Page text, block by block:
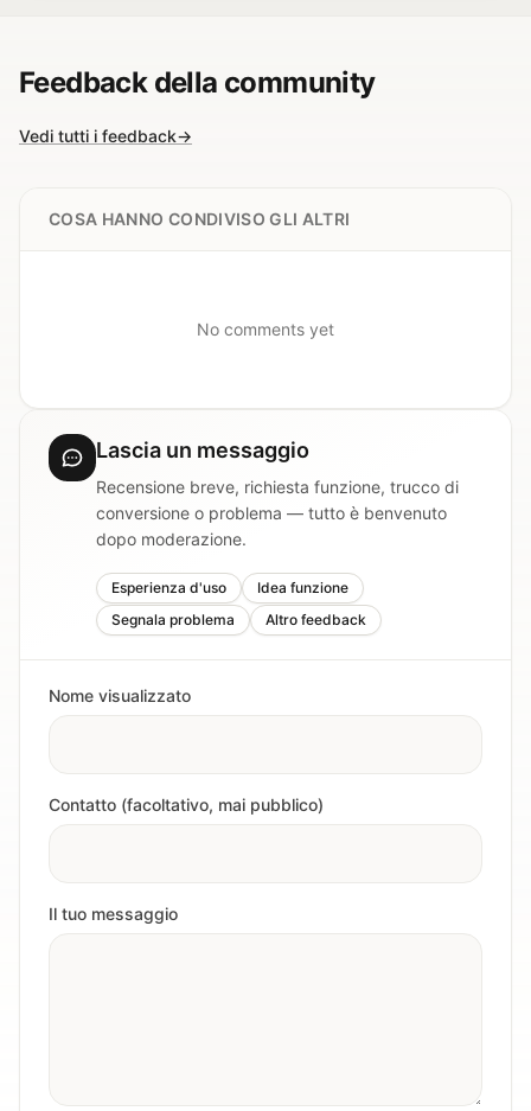
Feedback della community
Vedi tutti i feedback→
COSA HANNO CONDIVISO GLI ALTRI
No comments yet
Lascia un messaggio
Recensione breve, richiesta funzione, trucco di
conversione o problema — tutto è benvenuto
dopo moderazione.
Esperienza d'uso
Idea funzione
Segnala problema
Altro feedback
Nome visualizzato
Contatto (facoltativo, mai pubblico)
Il tuo messaggio